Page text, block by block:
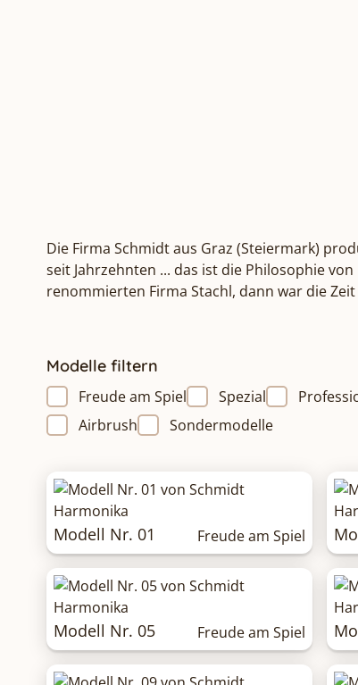
Die Firma Schmidt aus Graz (Steiermark)
seit Jahrzehnten ... das ist die Philosophie
renommierten Firma Stachl, dann war die
Modelle filtern
Freude am Spiel Spezial
Airbrush
Sondermodelle
Modell Nr. 01 Freude am Spiel
Modell Nr. 05 Freude am Spiel